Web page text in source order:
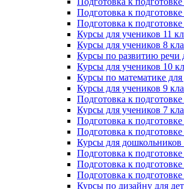
Подготовка к
Подготовка к
Курсы для учеников 11
Курсы для учеников 8
Курсы по развитию речи
Курсы для учеников 10
Курсы по математике для
Курсы для учеников 9
Подготовка к
Курсы для учеников 7
Подготовка к
Подготовка к
Курсы для дошкольников
Подготовка к
Подготовка к
Подготовка к
Курсы по дизайну для